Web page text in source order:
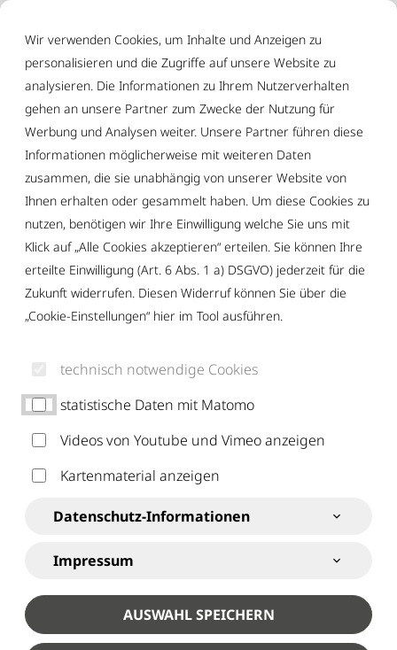
Informationen und Einstellungen zur Barrierefreiheit
Bewerberinformation
BEWERBER­
INFORMATION M/W/D
Wir verwenden Cookies, um Inhalte und Anzeigen zu
personalisieren und die Zugriffe auf unsere Website zu
analysieren. Die Informationen zu Ihrem Nutzerverhalten
gehen an unsere Partner zum Zwecke der Nutzung für
Werbung und Analysen weiter. Unsere Partner führen diese
Informationen möglicherweise mit weiteren Daten
zusammen, die sie unabhängig von unserer Website von
Ihnen erhalten oder gesammelt haben. Um diese Cookies zu
nutzen, benötigen wir Ihre Einwilligung welche Sie uns mit
Klick auf „Alle Cookies akzeptieren“ erteilen. Sie können Ihre
erteilte Einwilligung (Art. 6 Abs. 1 a) DSGVO) jederzeit für die
Zukunft widerrufen. Diesen Widerruf können Sie über die
„Cookie-Einstellungen“ hier im Tool ausführen.
technisch notwendige Cookies
statistische Daten mit Matomo
Videos von Youtube und Vimeo anzeigen
Kartenmaterial anzeigen
Datenschutz-Informationen
Impressum
AUSWAHL SPEICHERN